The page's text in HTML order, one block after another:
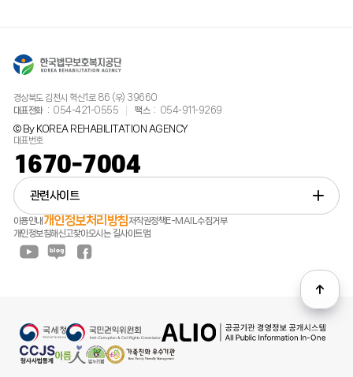
이용안내 개인정보처리방침저작권정책E-MAIL수집거부
개인정보침해신고찾아오시는 길사이트맵
경상북도 김천시 혁신1로 86 (우) 39660
대표전화
054-421-0555 팩스 054-911-9269
© By KOREA REHABILITATION AGENCY
대표번호
1670-7004
관련사이트